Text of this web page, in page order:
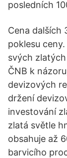
posledních
Cena dalších
poklesu
svých
ČNB k
devizových
držení
investování
zlatá světle
obsahuje až
barvicího